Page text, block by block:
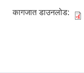
कागजात डाउनलोड: